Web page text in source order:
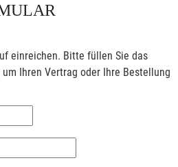
einreichen. Bitte füllen Sie das
Ihren Vertrag oder Ihre Bestellung